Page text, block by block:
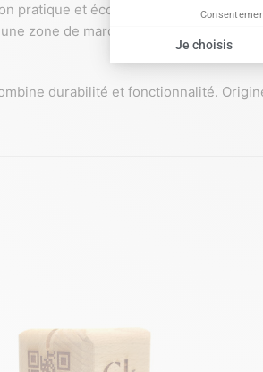
pratique et écologique pour protéger
zone de marquage de 19 x 12 mm,
durabilité et fonctionnalité.